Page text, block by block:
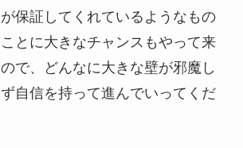
保証してくれているようなもの
とに大きなチャンスもやって来
で、どんなに大きな壁が邪魔し
自信を持って進んでいってくだ